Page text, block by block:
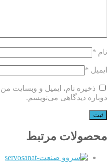
نام *
ایمیل *
ذخیره نام، ایمیل و وبسایت
دوباره دیدگاهی می‌نویسم.
محصولات مرتبط